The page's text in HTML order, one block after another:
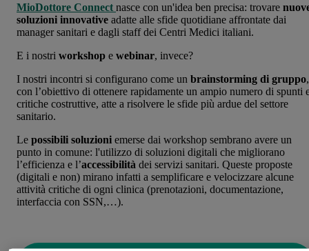
MioDottore Connect nasce con un'idea ben precisa: trovare
soluzioni innovative adatte alle sfide quotidiane affrontate dai
manager sanitari e dagli staff dei Centri Medici italiani.
E i nostri workshop e webinar, invece?
I nostri incontri si configurano come un brainstorming di gruppo,
con l’obiettivo di ottenere rapidamente un ampio numero di spunti
critiche costruttive, atte a risolvere le sfide più ardue del settore
sanitario.
Le possibili soluzioni emerse dai workshop sembrano avere un
punto in comune: l'utilizzo di soluzioni digitali che migliorano
l’efficienza e l’accessibilità dei servizi sanitari. Queste proposte
(digitali e non) mirano infatti a semplificare e velocizzare alcune
attività critiche di ogni clinica (prenotazioni, documentazione,
interfaccia con SSN,…).